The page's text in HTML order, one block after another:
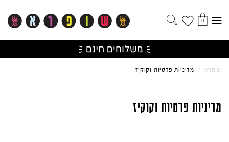
0
שופרא / מדיניות פרטיות וקוקיז
מדיניות פרטיות וקוקיז